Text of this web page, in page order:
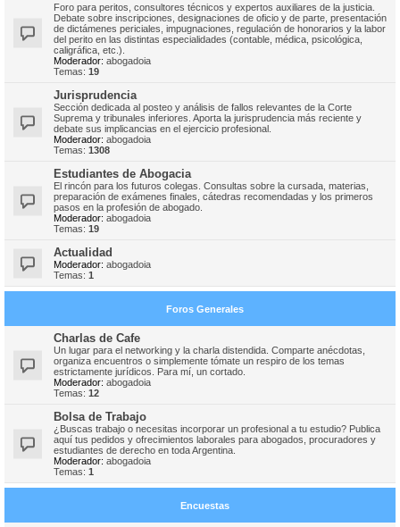
Foro para peritos, consultores técnicos y expertos auxiliares de la justicia.
Debate sobre inscripciones, designaciones de oficio y de parte, presentación
de dictámenes periciales, impugnaciones, regulación de honorarios y la labor
del perito en las distintas especialidades (contable, médica, psicológica,
caligráfica, etc.).
Moderador: abogadoia
Temas: 19
Jurisprudencia
Sección dedicada al posteo y análisis de fallos relevantes de la Corte
Suprema y tribunales inferiores. Aporta la jurisprudencia más reciente y
debate sus implicancias en el ejercicio profesional.
Moderador: abogadoia
Temas: 1308
Estudiantes de Abogacia
El rincón para los futuros colegas. Consultas sobre la cursada, materias,
preparación de exámenes finales, cátedras recomendadas y los primeros
pasos en la profesión de abogado.
Moderador: abogadoia
Temas: 19
Actualidad
Moderador: abogadoia
Temas: 1
Foros Generales
Charlas de Cafe
Un lugar para el networking y la charla distendida. Comparte anécdotas,
organiza encuentros o simplemente tómate un respiro de los temas
estrictamente jurídicos. Para mí, un cortado.
Moderador: abogadoia
Temas: 12
Bolsa de Trabajo
¿Buscas trabajo o necesitas incorporar un profesional a tu estudio? Publica
aquí tus pedidos y ofrecimientos laborales para abogados, procuradores y
estudiantes de derecho en toda Argentina.
Moderador: abogadoia
Temas: 1
Encuestas